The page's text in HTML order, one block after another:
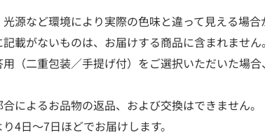
源など環境により実際の色味と違って見える場合
載がないものは、お届けする商品に含まれません
（二重包装／手提げ付）をご選択いただいた場合
によるお品物の返品、および交換はできません。
4日～7日ほどでお届けします。